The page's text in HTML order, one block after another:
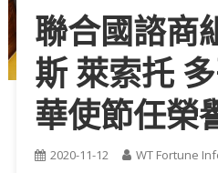
聯合國諮商
斯 萊索托
華使節任榮
2020-11-12 WT Fortune